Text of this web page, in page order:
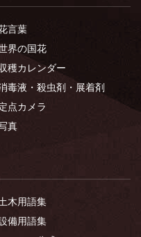
言葉
界の国花
穫カレンダー
毒液・殺虫剤・展着剤
点カメラ
真
木用語集
備用語集